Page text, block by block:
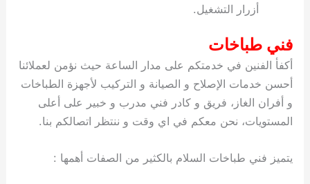
أزرار التشغيل.
فني طباخات
أكفأ الفنين في خدمتكم على مدار الساعة حيث نؤمن لعملائنا
أحسن خدمات الإصلاح و الصيانة و التركيب لأجهزة الطباخات
و أفران الغاز، فريق و كادر فني مدرب و خبير على أعلى
المستويات، نحن معكم في اي وقت و ننتظر اتصالكم بنا.
يتميز فني طباخات السلام بالكثير من الصفات أهمها :